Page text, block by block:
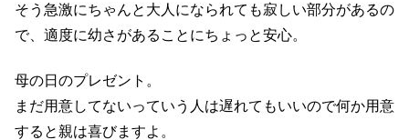
そう急激にちゃんと大人になられても寂しい部分があるの
で、適度に幼さがあることにちょっと安心。
母の日のプレゼント。
まだ用意してないっていう人は遅れてもいいので何か用意
すると親は喜びますよ。